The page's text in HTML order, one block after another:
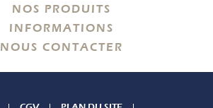
NOS PRODUITS
INFORMATIONS
NOUS CONTACTER